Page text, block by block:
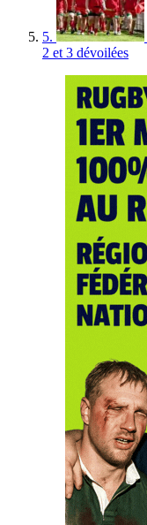
5.
2 et 3 dévoilées